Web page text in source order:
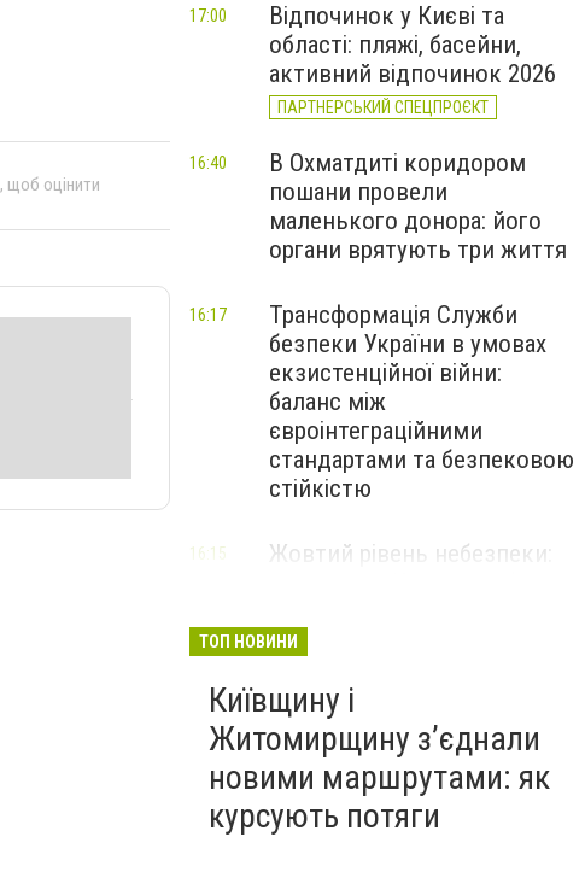
, щоб оцінити
Відпочинок у Києві та
області: пляжі, басейни,
активний відпочинок 2026
ПАРТНЕРСЬКИЙ СПЕЦПРОЄКТ
17:00
В Охматдиті коридором
пошани провели
маленького донора: його
органи врятують три життя
16:40
Трансформація Служби
безпеки України в умовах
екзистенційної війни:
баланс між
євроінтеграційними
стандартами та безпековою
стійкістю
16:17
Жовтий рівень небезпеки:
16:15
ТОП НОВИНИ
Київщину і
Житомирщину з’єднали
новими маршрутами: як
курсують потяги